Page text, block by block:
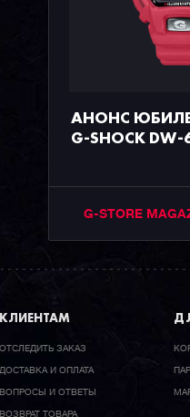
АНОНС
G-SHOCK DW-
G-STORE
КЛИЕНТАМ
ОТСЛЕДИТЬ ЗАКАЗ
ДОСТАВКА И ОПЛАТА
ВОПРОСЫ И ОТВЕТЫ
ВОЗВРАТ ТОВАРА